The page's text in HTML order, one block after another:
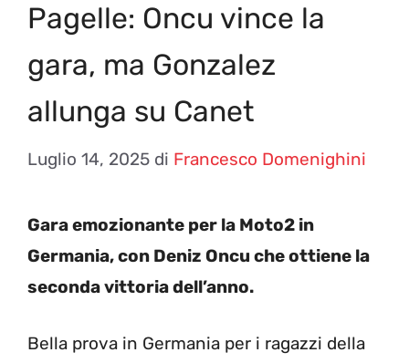
Pagelle: Oncu vince la
gara, ma Gonzalez
allunga su Canet
Luglio 14, 2025 di Francesco Domenighini
Gara emozionante per la Moto2 in
Germania, con Deniz Oncu che ottiene la
seconda vittoria dell’anno.
Bella prova in Germania per i ragazzi della